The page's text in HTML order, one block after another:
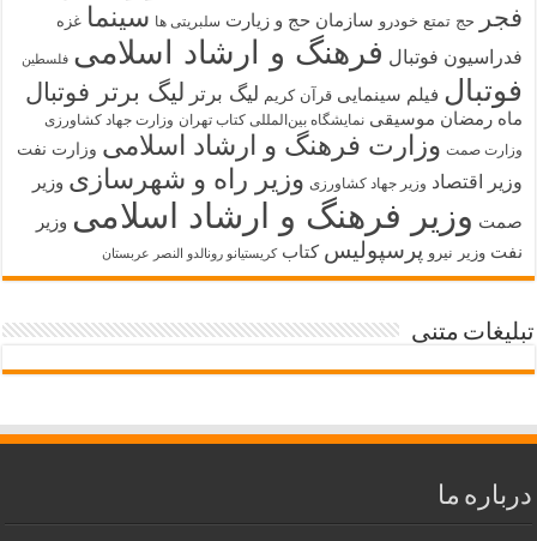
فجر
حج تمتع خودرو سازمان حج و زیارت سلبریتی ها سینما غزه
فدراسیون فوتبال فرهنگ و ارشاد اسلامی فلسطین
فوتبال فیلم سینمایی قرآن کریم لیگ برتر لیگ برتر فوتبال
ماه رمضان موسیقی نمایشگاه بین‌المللی کتاب تهران وزارت جهاد کشاورزی
وزارت صمت وزارت فرهنگ و ارشاد اسلامی وزارت نفت
وزیر اقتصاد وزیر جهاد کشاورزی وزیر راه و شهرسازی وزیر
صمت وزیر فرهنگ و ارشاد اسلامی وزیر
نفت وزیر نیرو پرسپولیس کتاب کریستیانو رونالدو النصر عربستان
تبلیغات متنی
درباره ما